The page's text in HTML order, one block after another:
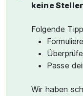
keine
Folgende
Passe
Wir haben